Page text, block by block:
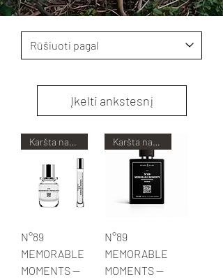
Įkelti ankstesnį
Karšta naujiena!
N°89
MEMORABLE
MOMENTS —
Karšta naujiena!
N°89
MEMORABLE
MOMENTS —